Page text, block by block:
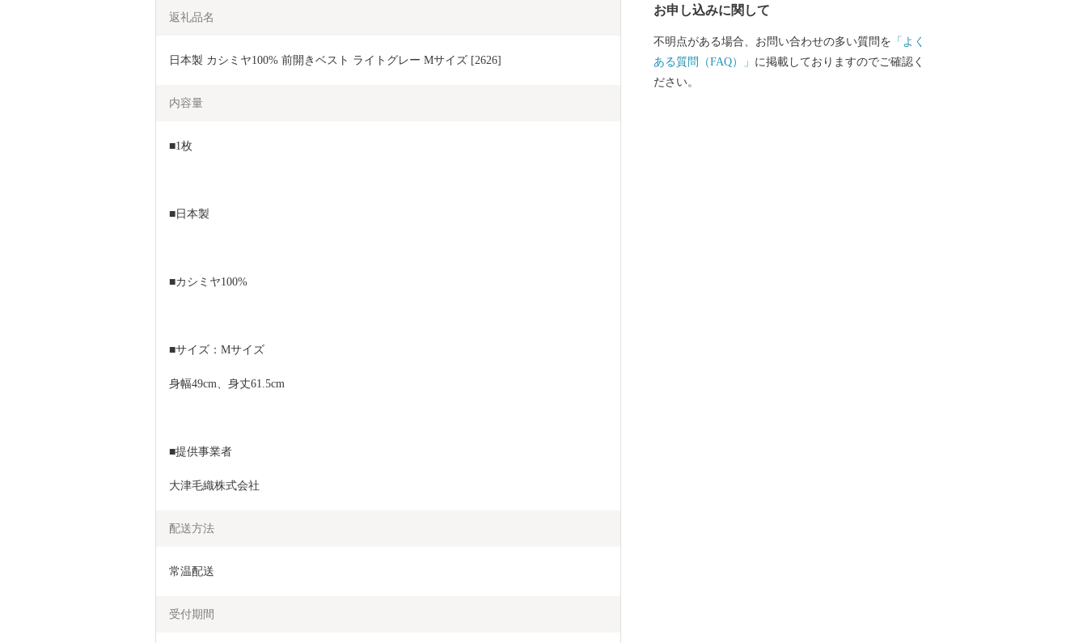
返礼品名
日本製 カシミヤ100% 前開きベスト ライトグレー Mサイズ [2626]
内容量
■1枚
■日本製
■カシミヤ100%
■サイズ：Mサイズ
身幅49cm、身丈61.5cm
■提供事業者
大津毛織株式会社
配送方法
常温配送
受付期間
お申し込みに関して
不明点がある場合、お問い合わせの多い質問を 「よく
ある質問（FAQ）」 に掲載しておりますのでご確認く
ださい。